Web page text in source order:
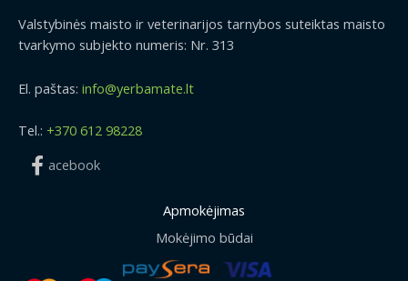
Valstybinės maisto ir veterinarijos tarnybos suteiktas maisto
tvarkymo subjekto numeris: Nr. 313
El. paštas: info@yerbamate.lt
Tel.: +370 612 98228
acebook
Apmokėjimas
Mokėjimo būdai